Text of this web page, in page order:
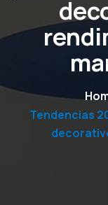
Tendencias